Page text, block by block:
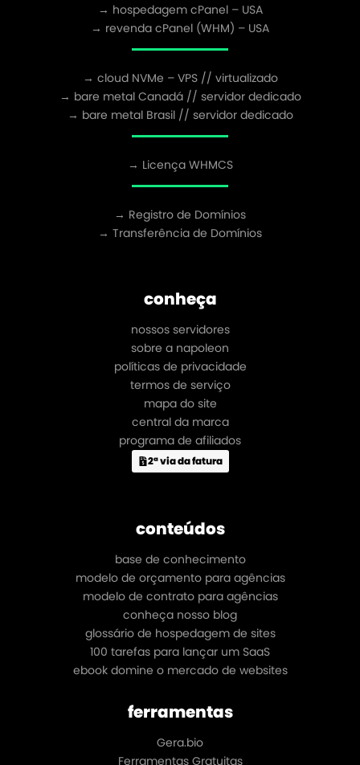
→ hospedagem cPanel – USA
→ revenda cPanel (WHM) – USA
→ cloud NVMe – VPS // virtualizado
→ bare metal Canadá // servidor dedicado
→ bare metal Brasil // servidor dedicado
→ Licença WHMCS
→ Registro de Domínios
→ Transferência de Domínios
conheça
nossos servidores
sobre a napoleon
políticas de privacidade
termos de serviço
mapa do site
central da marca
programa de afiliados
2ª via da fatura
conteúdos
base de conhecimento
modelo de orçamento para agências
modelo de contrato para agências
conheça nosso blog
glossário de hospedagem de sites
100 tarefas para lançar um SaaS
ebook domine o mercado de websites
ferramentas
Gera.bio
Ferramentas Gratuitas